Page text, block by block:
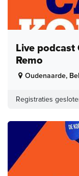
Live podcast
Remo
Oudenaarde,
Registraties